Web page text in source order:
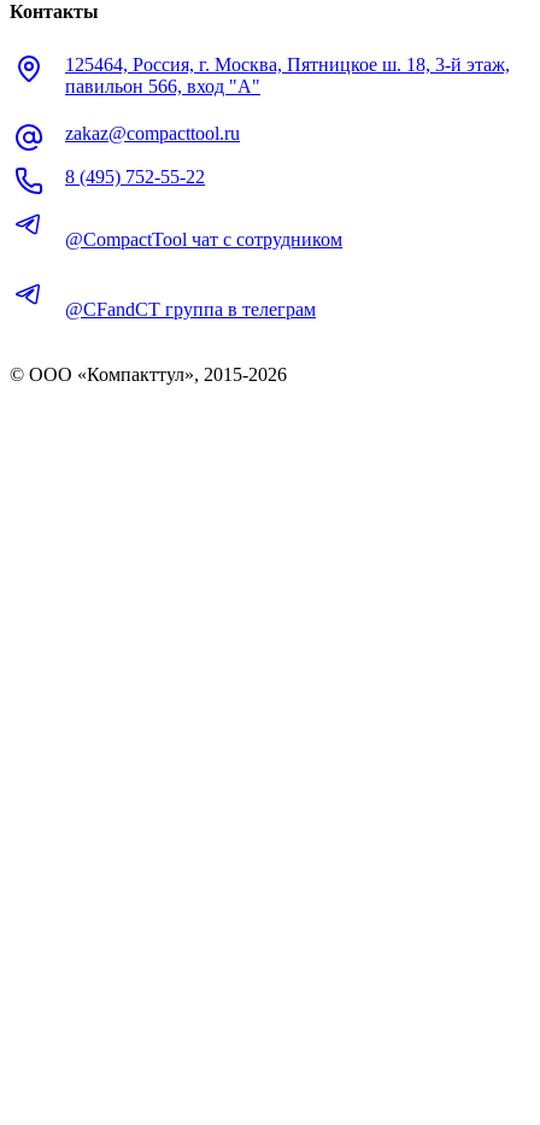
Контакты
125464, Россия, г. Москва, Пятницкое ш. 18, 3-й этаж,
павильон 566, вход "А"
zakaz@compacttool.ru
8 (495) 752-55-22
@CompactTool чат с сотрудником
@CFandCT группа в телеграм
© OOO «Компакттул», 2015-2026